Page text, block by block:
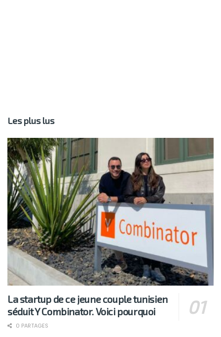
Les plus lus
La startup de ce jeune couple tunisien
séduit Y Combinator. Voici pourquoi
0 PARTAGES